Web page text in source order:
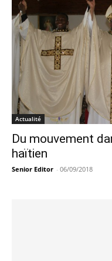
Actualité
Du mouvement
haïtien
Senior Editor - 06/09/2018